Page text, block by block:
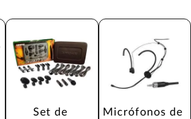
Set de
Micrófonos de